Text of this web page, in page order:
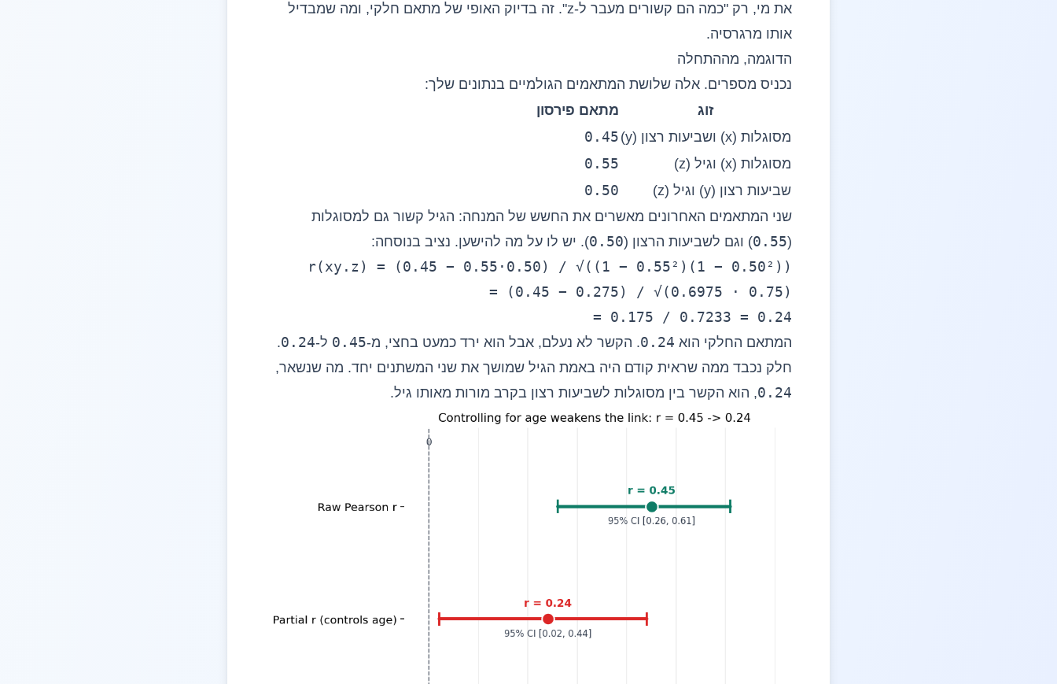
את מי, רק "כמה הם קשורים מעבר ל-z". זה בדיוק האופי של מתאם חלקי, ומה שמבדיל
אותו מרגרסיה.
הדוגמה, מההתחלה
נכניס מספרים. אלה שלושת המתאמים הגולמיים בנתונים שלך:
זוג
מתאם פירסון
מסוגלות (x) ושביעות רצון (y)
0.45
מסוגלות (x) וגיל (z) 0.55
שביעות רצון (y) וגיל (z) 0.50
שני המתאמים האחרונים מאשרים את החשש של המנחה: הגיל קשור גם למסוגלות
(
0.55) וגם לשביעות הרצון (0.50). יש לו על מה להישען. נציב בנוסחה:
r(xy.z) = (0.45 − 0.55·0.50) / √((1 − 0.55²)(1 − 0.50²))
= (0.45 − 0.275) / √(0.6975 · 0.75)
= 0.175 / 0.7233 = 0.24
המתאם החלקי הוא 0.24. הקשר לא נעלם, אבל הוא ירד כמעט בחצי, מ-0.45 ל-0.24
.
חלק נכבד ממה שראית קודם היה באמת הגיל שמושך את שני המשתנים יחד. מה שנשאר,
0.24, הוא הקשר בין מסוגלות לשביעות רצון בקרב מורות מאותו גיל.